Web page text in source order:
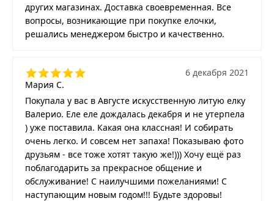
других магазинах. Доставка своевременная. Все
вопросы, возникающие при покупке елочки,
решались менеджером быстро и качественно.
Мария С.
6 декабря 2021
Покупала у вас в Августе искусственную литую елку
Валерио. Еле еле дождалась декабря и не утерпела
) уже поставила. Какая она классная! И собирать
очень легко. И совсем нет запаха! Показываю фото
друзьям - все тоже хотят такую же!))) Хочу ещё раз
поблагодарить за прекрасное общение и
обслуживание! С наилучшими пожеланиями! С
наступающим новым годом!!! Будьте здоровы!